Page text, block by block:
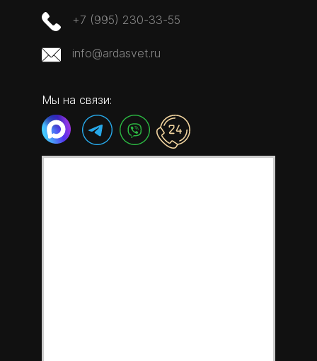
+7 (995) 230-33-55
info@ardasvet.ru
Мы на связи: